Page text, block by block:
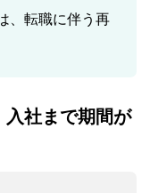
、転職に伴う再
入社まで期間が